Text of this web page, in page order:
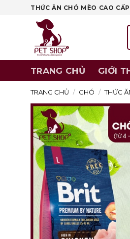
THỨC ĂN CHÓ MÈO CAO CẤP
TRANG CHỦ GIỚI
TRANG CHỦ / CHÓ / THỨC